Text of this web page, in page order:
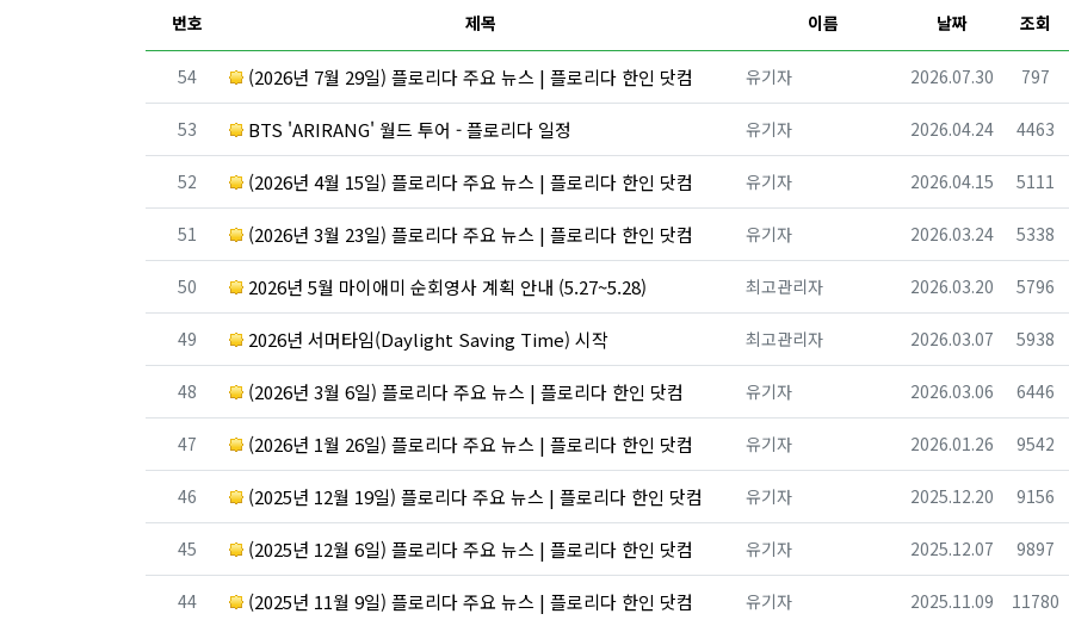
번호
제목 이름 날짜 조회
번호
54 (2026년 7월 29일) 플로리다 주요 뉴스 | 플로리다 한인 닷컴 등록자
유기자 등록일
2026.07.30 조회
797
번호
53 BTS 'ARIRANG' 월드 투어 - 플로리다 일정 등록자
유기자 등록일
2026.04.24 조회
4463
번호
52 (2026년 4월 15일) 플로리다 주요 뉴스 | 플로리다 한인 닷컴 등록자
유기자 등록일
2026.04.15 조회
5111
번호
51 (2026년 3월 23일) 플로리다 주요 뉴스 | 플로리다 한인 닷컴 등록자
유기자 등록일
2026.03.24 조회
5338
번호
50 2026년 5월 마이애미 순회영사 계획 안내 (5.27~5.28) 등록자
최고관리자 등록일
2026.03.20 조회
5796
번호
49 2026년 서머타임(Daylight Saving Time) 시작 등록자
최고관리자 등록일
2026.03.07 조회
5938
번호
48 (2026년 3월 6일) 플로리다 주요 뉴스 | 플로리다 한인 닷컴 등록자
유기자 등록일
2026.03.06 조회
6446
번호
47 (2026년 1월 26일) 플로리다 주요 뉴스 | 플로리다 한인 닷컴 등록자
유기자 등록일
2026.01.26 조회
9542
번호
46 (2025년 12월 19일) 플로리다 주요 뉴스 | 플로리다 한인 닷컴 등록자
유기자 등록일
2025.12.20 조회
9156
번호
45 (2025년 12월 6일) 플로리다 주요 뉴스 | 플로리다 한인 닷컴 등록자
유기자 등록일
2025.12.07 조회
9897
번호
44 (2025년 11월 9일) 플로리다 주요 뉴스 | 플로리다 한인 닷컴 등록자
유기자 등록일
2025.11.09 조회
11780